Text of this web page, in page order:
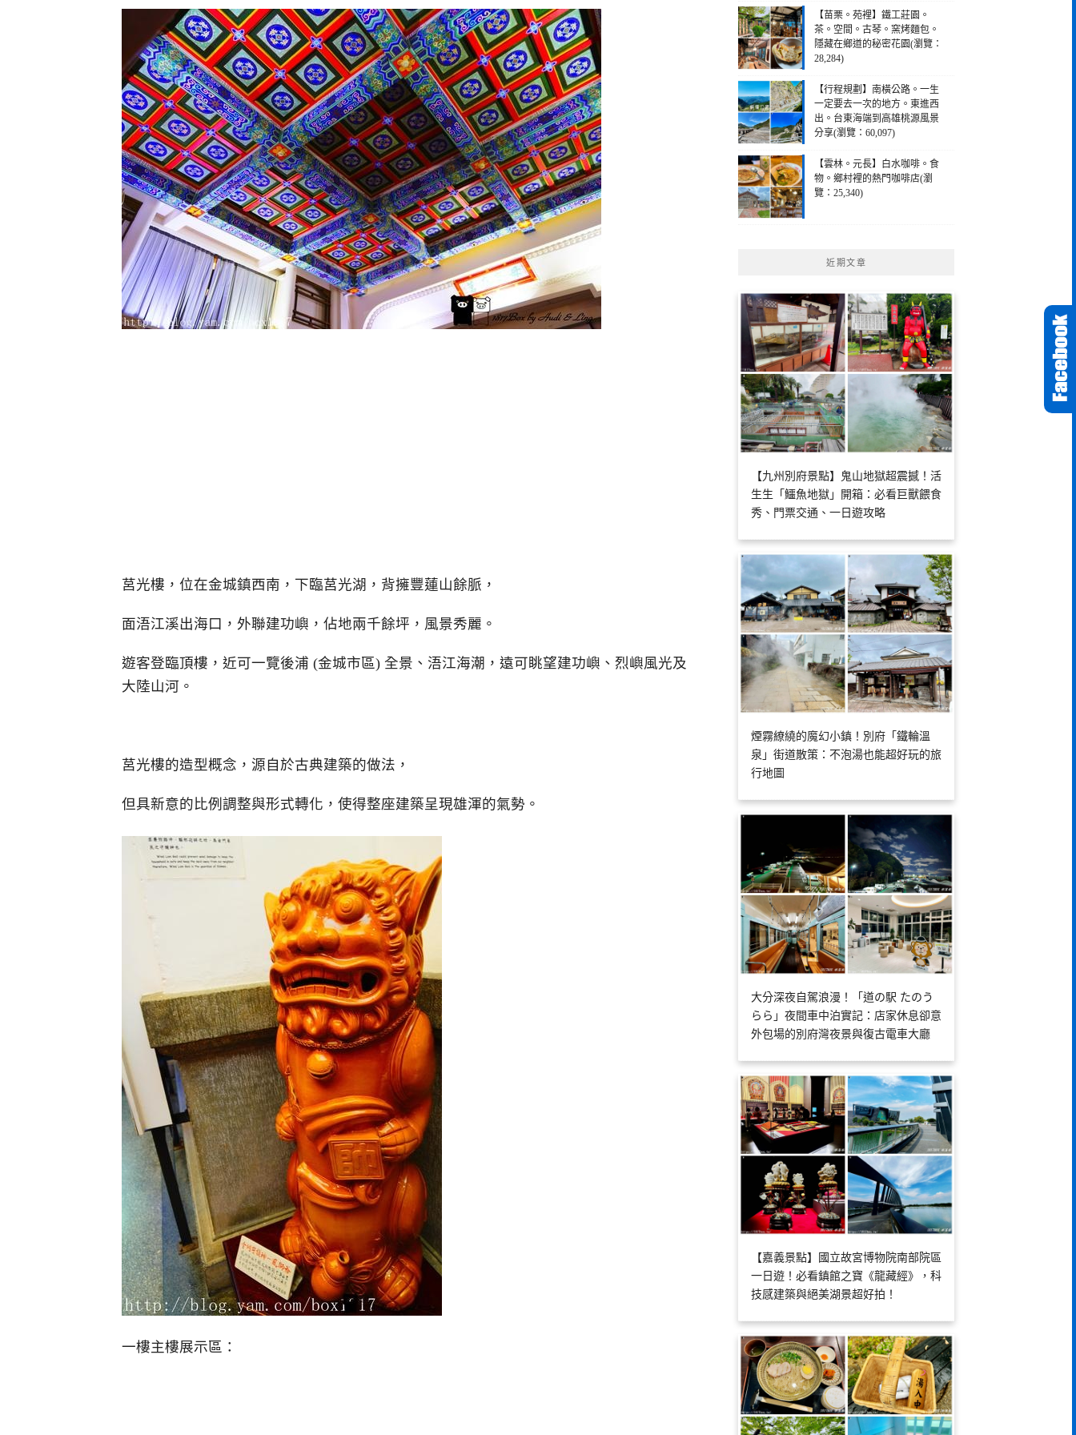
莒光樓，位在金城鎮西南，下臨莒光湖，背擁豐蓮山餘脈，
面浯江溪出海口，外聯建功嶼，佔地兩千餘坪，風景秀麗。
遊客登臨頂樓，近可一覽後浦 (金城市區) 全景、浯江海潮，遠可眺望建功嶼、烈嶼風光及
大陸山河。
莒光樓的造型概念，源自於古典建築的做法，
但具新意的比例調整與形式轉化，使得整座建築呈現雄渾的氣勢。
一樓主樓展示區：
【苗栗。苑裡】鐵工莊園。
茶。空間。古琴。窯烤麵包。
隱藏在鄉道的秘密花園(瀏覽：
28,284)
【行程規劃】南橫公路。一生
一定要去一次的地方。東進西
出。台東海端到高雄桃源風景
分享(瀏覽：60,097)
【雲林。元長】白水咖啡。食
物。鄉村裡的熱門咖啡店(瀏
覽：25,340)
近期文章
【九州別府景點】鬼山地獄超震撼！活
生生「鱷魚地獄」開箱：必看巨獸餵食
秀、門票交通、一日遊攻略
煙霧繚繞的魔幻小鎮！別府「鐵輪溫
泉」街道散策：不泡湯也能超好玩的旅
行地圖
大分深夜自駕浪漫！「道の駅 たのう
らら」夜間車中泊實記：店家休息卻意
外包場的別府灣夜景與復古電車大廳
【嘉義景點】國立故宮博物院南部院區
一日遊！必看鎮館之寶《龍藏經》，科
技感建築與絕美湖景超好拍！